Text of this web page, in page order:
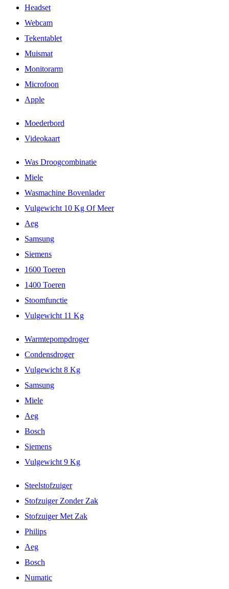
Headset
Webcam
Tekentablet
Muismat
Monitorarm
Microfoon
Apple
Moederbord
Videokaart
Was Droogcombinatie
Miele
Wasmachine Bovenlader
Vulgewicht 10 Kg Of Meer
Aeg
Samsung
Siemens
1600 Toeren
1400 Toeren
Stoomfunctie
Vulgewicht 11 Kg
Warmtepompdroger
Condensdroger
Vulgewicht 8 Kg
Samsung
Miele
Aeg
Bosch
Siemens
Vulgewicht 9 Kg
Steelstofzuiger
Stofzuiger Zonder Zak
Stofzuiger Met Zak
Philips
Aeg
Bosch
Numatic